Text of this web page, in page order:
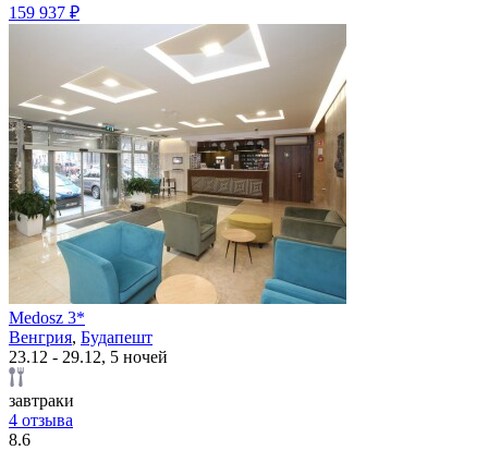
159 937 ₽
Medosz 3*
Венгрия, Будапешт
23.12 - 29.12, 5 ночей
завтраки
4 отзыва
8.6